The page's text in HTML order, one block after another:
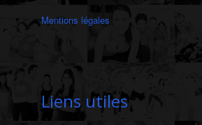
Mentions légales
Liens utiles